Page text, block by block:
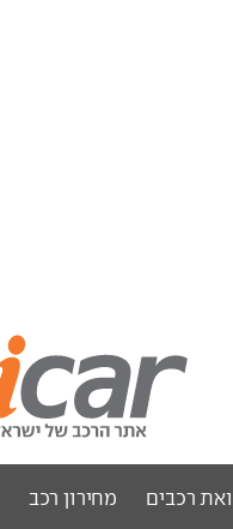
רכבים מחירון רכב